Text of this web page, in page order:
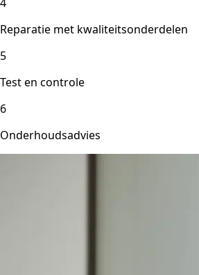
Reparatie met kwaliteitsonderdelen
5
Test en controle
6
Onderhoudsadvies